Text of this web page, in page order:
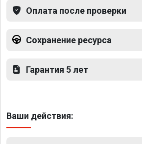
Оплата после проверки
Сохранение ресурса
Гарантия 5 лет
Ваши действия: